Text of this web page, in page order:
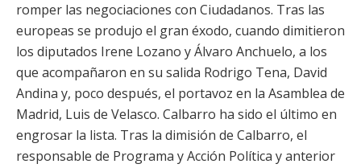
romper las negociaciones con Ciudadanos. Tras las
europeas se produjo el gran éxodo, cuando dimitieron
los diputados Irene Lozano y Álvaro Anchuelo, a los
que acompañaron en su salida Rodrigo Tena, David
Andina y, poco después, el portavoz en la Asamblea de
Madrid, Luis de Velasco. Calbarro ha sido el último en
engrosar la lista. Tras la dimisión de Calbarro, el
responsable de Programa y Acción Política y anterior